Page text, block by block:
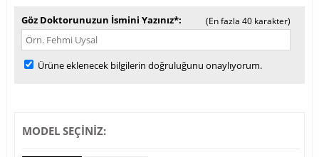
Göz Doktorunuzun İsmini Yazınız* (En fazla 40 karakter)
Ürüne eklenecek bilgilerin doğruluğunu onaylıyorum.
MODEL SEÇİNİZ: